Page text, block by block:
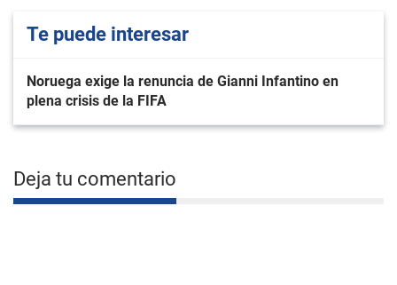
Te puede interesar
Noruega exige la renuncia de Gianni Infantino en
plena crisis de la FIFA
Deja tu comentario